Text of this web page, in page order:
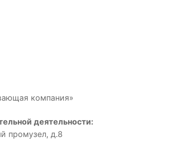
компания»
деятельности:
промузел, д.8